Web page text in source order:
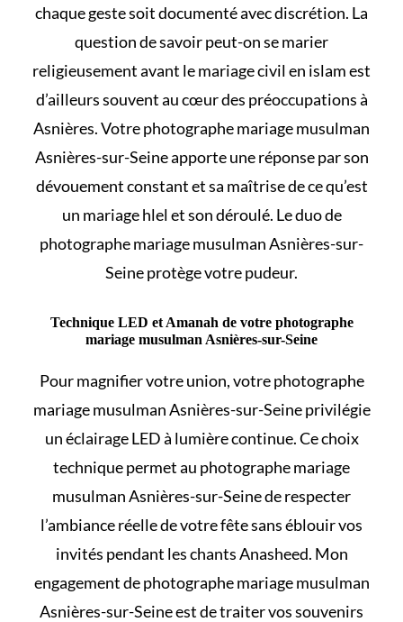
chaque geste soit documenté avec discrétion. La
question de savoirpeut-on se marier
religieusement avant le mariage civil en islamest
d’ailleurs souvent au cœur des préoccupations à
Asnières. Votre photographe mariage musulman
Asnières-sur-Seine apporte une réponse par son
dévouement constant et sa maîtrise dece qu’est
un mariage hlel et son déroulé. Le duo de
photographe mariage musulman Asnières-sur-
Seine protège votre pudeur.
Technique LED et Amanah de votre photographe
mariage musulman Asnières-sur-Seine
Pour magnifier votre union, votre photographe
mariage musulman Asnières-sur-Seine privilégie
un éclairage LED à lumière continue. Ce choix
technique permet au photographe mariage
musulman Asnières-sur-Seine de respecter
l’ambiance réelle de votre fête sans éblouir vos
invités pendant les chants Anasheed. Mon
engagement de photographe mariage musulman
Asnières-sur-Seine est de traiter vos souvenirs